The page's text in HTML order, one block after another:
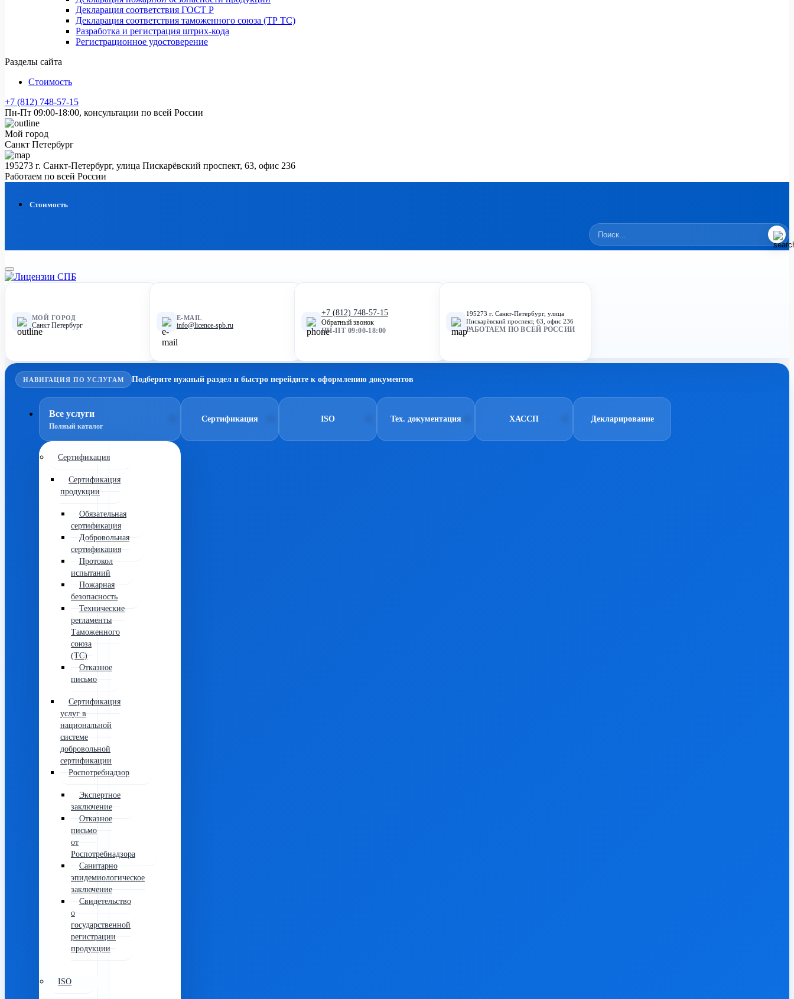
Декларация соответствия ГОСТ Р
Декларация соответствия таможенного союза (ТР ТС)
Разработка и регистрация штрих-кода
Регистрационное удостоверение
Разделы сайта
Стоимость
+7 (812) 748-57-15
Пн-Пт 09:00-18:00, консультации по всей России
Мой город
Санкт Петербург
195273 г. Санкт-Петербург, улица Пискарёвский проспект, 63, офис 236
Работаем по всей России
Стоимость
МОЙ ГОРОД
Санкт Петербург
E-MAIL
info@licence-spb.ru
+7 (812) 748-57-15
Обратный звонок
ПН-ПТ 09:00-18:00
195273 г. Санкт-Петербург, улица
Пискарёвский проспект, 63, офис 236
РАБОТАЕМ ПО ВСЕЙ РОССИИ
НАВИГАЦИЯ ПО УСЛУГАМ Подберите нужный раздел и быстро перейдите к оформлению документов
Все услуги
Полный каталог
Сертификация
Сертификация
продукции
Обязательная
сертификация
Добровольная
сертификация
Протокол
испытаний
Пожарная
безопасность
Технические
регламенты
Таможенного
союза
(ТС)
Отказное
письмо
Сертификация
услуг в
национальной
системе
добровольной
сертификации
Роспотребнадзор
Экспертное
заключение
Отказное
письмо
от
Роспотребнадзора
Санитарно
эпидемиологическое
заключение
Свидетельство
о
государственной
регистрации
продукции
ISO
Сертификация ISO Тех. документация ХАССП Декларирование